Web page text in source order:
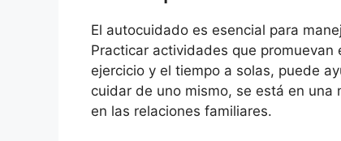
El autocuidado es esencial para
Practicar actividades que
ejercicio y el tiempo a solas, puede
cuidar de uno mismo, se está en
en las relaciones familiares.